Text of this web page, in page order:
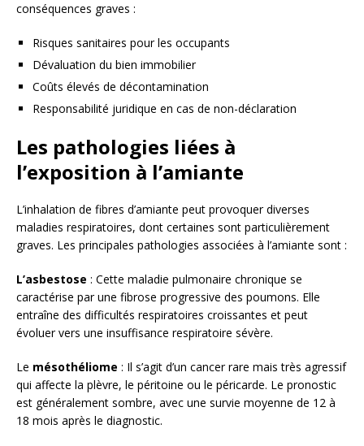
conséquences graves :
Risques sanitaires pour les occupants
Dévaluation du bien immobilier
Coûts élevés de décontamination
Responsabilité juridique en cas de non-déclaration
Les pathologies liées à
l’exposition à l’amiante
L’inhalation de fibres d’amiante peut provoquer diverses
maladies respiratoires, dont certaines sont particulièrement
graves. Les principales pathologies associées à l’amiante sont :
L’asbestose : Cette maladie pulmonaire chronique se
caractérise par une fibrose progressive des poumons. Elle
entraîne des difficultés respiratoires croissantes et peut
évoluer vers une insuffisance respiratoire sévère.
Le mésothéliome : Il s’agit d’un cancer rare mais très agressif
qui affecte la plèvre, le péritoine ou le péricarde. Le pronostic
est généralement sombre, avec une survie moyenne de 12 à
18 mois après le diagnostic.